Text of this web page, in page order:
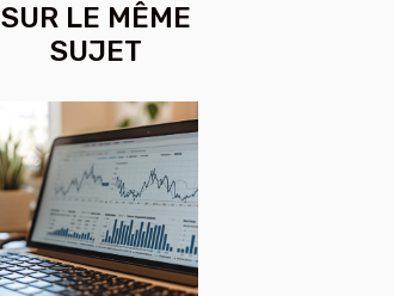
SUR LE MÊME
SUJET